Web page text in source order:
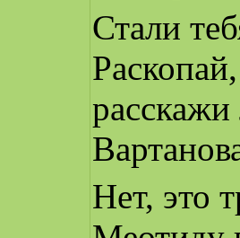
Стали
Нет, это